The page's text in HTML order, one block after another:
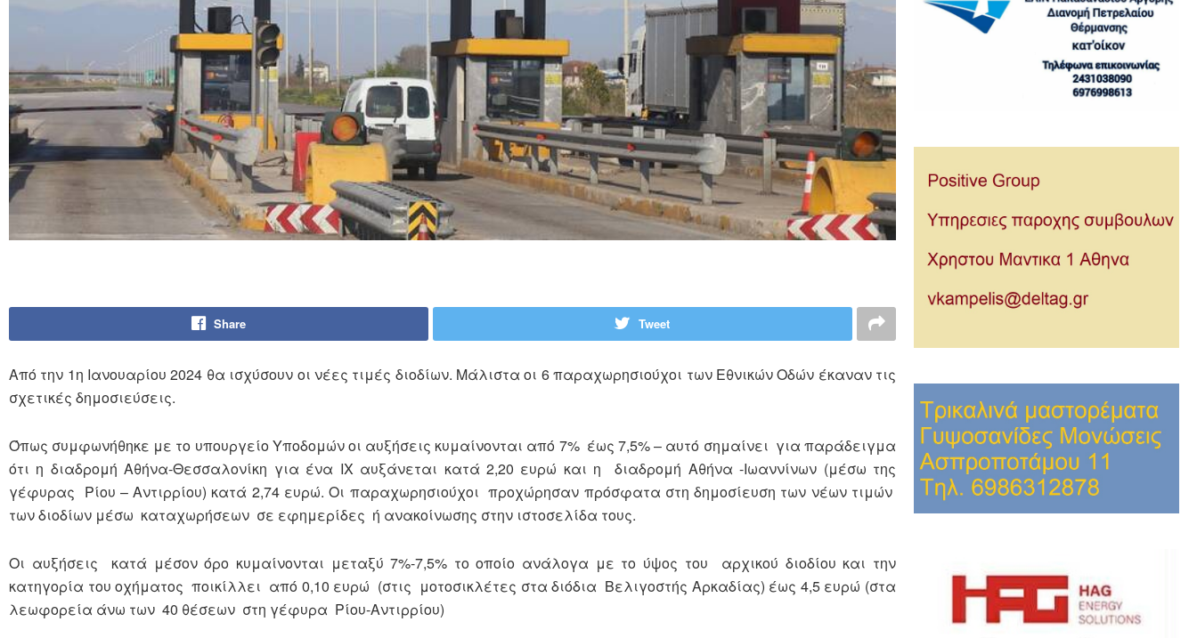
Share Tweet
Από την 1η Ιανουαρίου 2024 θα ισχύσουν οι νέες τιμές διοδίων. Μάλιστα οι 6 παραχωρησιούχοι των Εθνικών Οδών έκαναν τις
σχετικές δημοσιεύσεις.
Όπως συμφωνήθηκε με το υπουργείο Υποδομών οι αυξήσεις κυμαίνονται από 7% έως 7,5% – αυτό σημαίνει για παράδειγμα
ότι η διαδρομή Αθήνα-Θεσσαλονίκη για ένα ΙΧ αυξάνεται κατά 2,20 ευρώ και η διαδρομή Αθήνα -Ιωαννίνων (μέσω της
γέφυρας Ρίου – Αντιρρίου) κατά 2,74 ευρώ. Οι παραχωρησιούχοι προχώρησαν πρόσφατα στη δημοσίευση των νέων τιμών
των διοδίων μέσω καταχωρήσεων σε εφημερίδες ή ανακοίνωσης στην ιστοσελίδα τους.
Οι αυξήσεις κατά μέσον όρο κυμαίνονται μεταξύ 7%-7,5% το οποίο ανάλογα με το ύψος του αρχικού διοδίου και την
κατηγορία του οχήματος ποικίλλει από 0,10 ευρώ (στις μοτοσικλέτες στα διόδια Βελιγοστής Αρκαδίας) έως 4,5 ευρώ (στα
λεωφορεία άνω των 40 θέσεων στη γέφυρα Ρίου-Αντιρρίου)